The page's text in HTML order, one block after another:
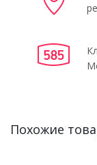
Похожие